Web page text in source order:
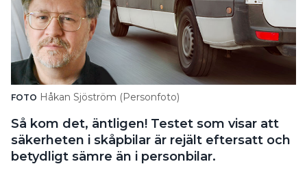
Om tidningen
Kontakt
Personuppgifter
Search for:
SEARCH
FOTO Håkan Sjöström (Personfoto)
Så kom det, äntligen! Testet som visar att
säkerheten i skåpbilar är rejält eftersatt och
betydligt sämre än i personbilar.